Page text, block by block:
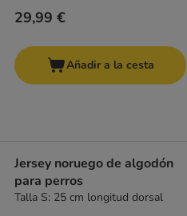
29,99 €
Añadir a la cesta
Jersey noruego de algodón
para perros
Talla S: 25 cm longitud dorsal